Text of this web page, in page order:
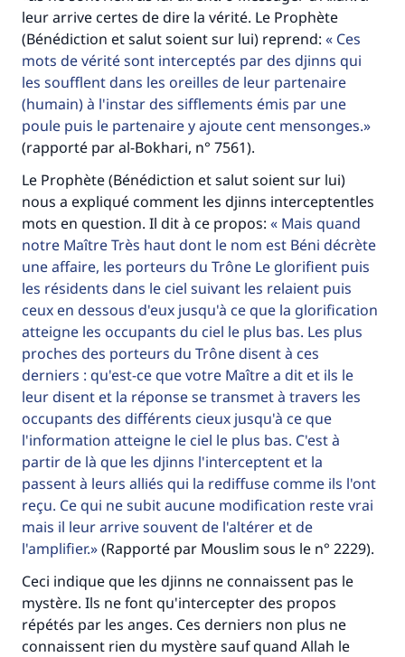
leur arrive certes de dire la vérité. Le Prophète
(Bénédiction et salut soient sur lui) reprend:
Ces
mots de vérité sont interceptés par des djinns qui
les soufflent dans les oreilles de leur partenaire
(humain) à l'instar des sifflements émis par une
poule puis le partenaire y ajoute cent mensonges.
(rapporté par al-Bokhari, n° 7561).
Le Prophète (Bénédiction et salut soient sur lui)
nous a expliqué comment les djinns interceptentles
mots en question. Il dit à ce propos:
Mais quand
notre Maître Très haut dont le nom est Béni décrète
une affaire, les porteurs du Trône Le glorifient puis
les résidents dans le ciel suivant les relaient puis
ceux en dessous d'eux jusqu'à ce que la glorification
atteigne les occupants du ciel le plus bas. Les plus
proches des porteurs du Trône disent à ces
derniers : qu'est-ce que votre Maître a dit et ils le
leur disent et la réponse se transmet à travers les
occupants des différents cieux jusqu'à ce que
l'information atteigne le ciel le plus bas. C'est à
partir de là que les djinns l'interceptent et la
passent à leurs alliés qui la rediffuse comme ils l'ont
reçu. Ce qui ne subit aucune modification reste vrai
mais il leur arrive souvent de l'altérer et de
l'amplifier. (Rapporté par Mouslim sous le n° 2229).
Ceci indique que les djinns ne connaissent pas le
mystère. Ils ne font qu'intercepter des propos
répétés par les anges. Ces derniers non plus ne
connaissent rien du mystère sauf quand Allah le
(MOUSLIM 1893)
Soutenez IslamQA